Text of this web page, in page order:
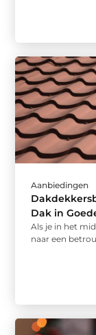
Aanbiedingen
Dak in
Als je in het
naar een